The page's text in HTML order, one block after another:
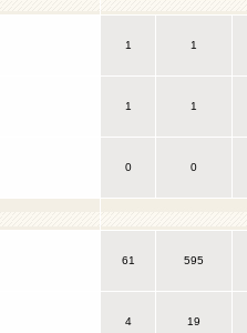
1 1
1 1
0 0
61 595
4 19